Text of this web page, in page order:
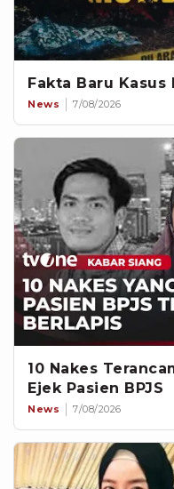
Fakta Baru
News 7/08/2026
10 Nakes
Ejek Pasien BPJS
News 7/08/2026